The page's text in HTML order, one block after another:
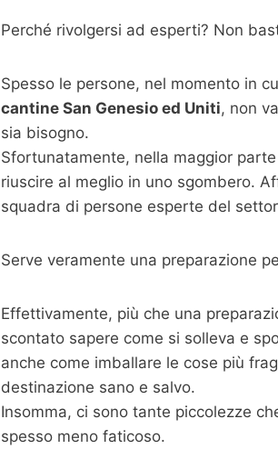
Perché rivolgersi ad esperti? Non
Spesso le persone, nel momento in
cantine San Genesio ed Uniti, non
sia bisogno.
Sfortunatamente, nella maggior
riuscire al meglio in uno sgombero.
squadra di persone esperte del
Serve veramente una preparazione
Effettivamente, più che una
scontato sapere come si solleva e
anche come imballare le cose più
destinazione sano e salvo.
Insomma, ci sono tante piccolezze
spesso meno faticoso.